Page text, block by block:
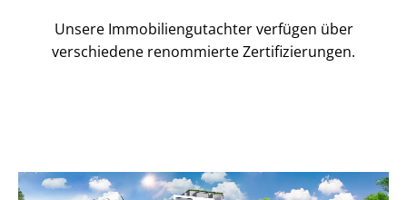
Unsere Immobilien­gutachter verfügen über
verschiedene renommierte Zer­ti­fi­zie­run­gen.